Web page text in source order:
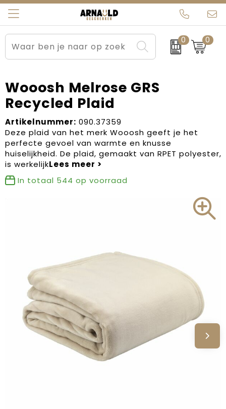
0 0
Relatiegeschenken
Sportkleding
Werkkleding
Kleding en textiel
Tassen
Beurs en Evenementen
Brievenbuspakketten
Carnaval
Dag van de Zorg
Kerstartikelen
Kerstpakketten
Verjaardagen
Voetbal, EK en WK
Voor de bouw
Zomergeschenken
Zomerpakketten
Arnauld Kerstpakketten
MijnEigenKadootje
Ons team
Contact
Blogs
Wooosh Melrose GRS
Recycled Plaid
Artikelnummer: 090.37359
Deze plaid van het merk Wooosh geeft je het
perfecte gevoel van warmte en knusse
huiselijkheid. De plaid, gemaakt van RPET polyester,
is werkelijk
In totaal 544 op voorraad